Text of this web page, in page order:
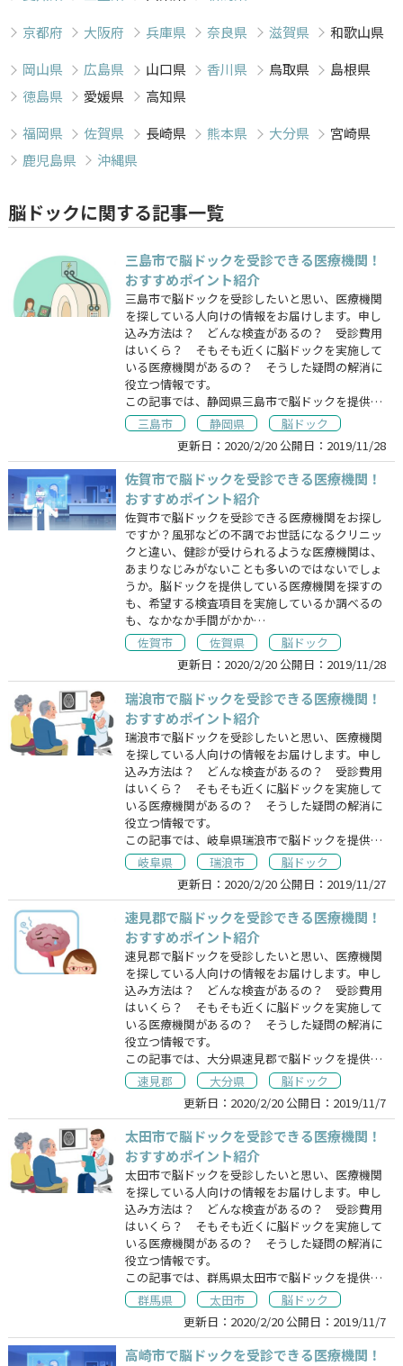
京都府
大阪府 兵庫県 奈良県 滋賀県
和歌山県
岡山県
広島県 山口県 香川県 鳥取県
島根県
徳島県
愛媛県
高知県
福岡県
佐賀県 長崎県 熊本県 大分県
宮崎県
鹿児島県
沖縄県
脳ドックに関する記事一覧
三島市で脳ドックを受診できる医療機関！
おすすめポイント紹介
三島市で脳ドックを受診したいと思い、医療機関
を探している人向けの情報をお届けします。申し
込み方法は？ どんな検査があるの？ 受診費用
はいくら？ そもそも近くに脳ドックを実施して
いる医療機関があるの？ そうした疑問の解消に
役立つ情報です。
この記事では、静岡県三島市で脳ドックを提供…
三島市
静岡県
脳ドック
更新日： 2020/2/20 公開日： 2019/11/28
佐賀市で脳ドックを受診できる医療機関！
おすすめポイント紹介
佐賀市で脳ドックを受診できる医療機関をお探し
ですか？風邪などの不調でお世話になるクリニッ
クと違い、健診が受けられるような医療機関は、
あまりなじみがないことも多いのではないでしょ
うか。脳ドックを提供している医療機関を探すの
も、希望する検査項目を実施しているか調べるの
も、なかなか手間がかか…
佐賀市
佐賀県
脳ドック
更新日： 2020/2/20 公開日： 2019/11/28
瑞浪市で脳ドックを受診できる医療機関！
おすすめポイント紹介
瑞浪市で脳ドックを受診したいと思い、医療機関
を探している人向けの情報をお届けします。申し
込み方法は？ どんな検査があるの？ 受診費用
はいくら？ そもそも近くに脳ドックを実施して
いる医療機関があるの？ そうした疑問の解消に
役立つ情報です。
この記事では、岐阜県瑞浪市で脳ドックを提供…
岐阜県
瑞浪市
脳ドック
更新日： 2020/2/20 公開日： 2019/11/27
速見郡で脳ドックを受診できる医療機関！
おすすめポイント紹介
速見郡で脳ドックを受診したいと思い、医療機関
を探している人向けの情報をお届けします。申し
込み方法は？ どんな検査があるの？ 受診費用
はいくら？ そもそも近くに脳ドックを実施して
いる医療機関があるの？ そうした疑問の解消に
役立つ情報です。
この記事では、大分県速見郡で脳ドックを提供…
速見郡
大分県
脳ドック
更新日： 2020/2/20 公開日： 2019/11/7
太田市で脳ドックを受診できる医療機関！
おすすめポイント紹介
太田市で脳ドックを受診したいと思い、医療機関
を探している人向けの情報をお届けします。申し
込み方法は？ どんな検査があるの？ 受診費用
はいくら？ そもそも近くに脳ドックを実施して
いる医療機関があるの？ そうした疑問の解消に
役立つ情報です。
この記事では、群馬県太田市で脳ドックを提供…
群馬県
太田市
脳ドック
更新日： 2020/2/20 公開日： 2019/11/7
高崎市で脳ドックを受診できる医療機関！